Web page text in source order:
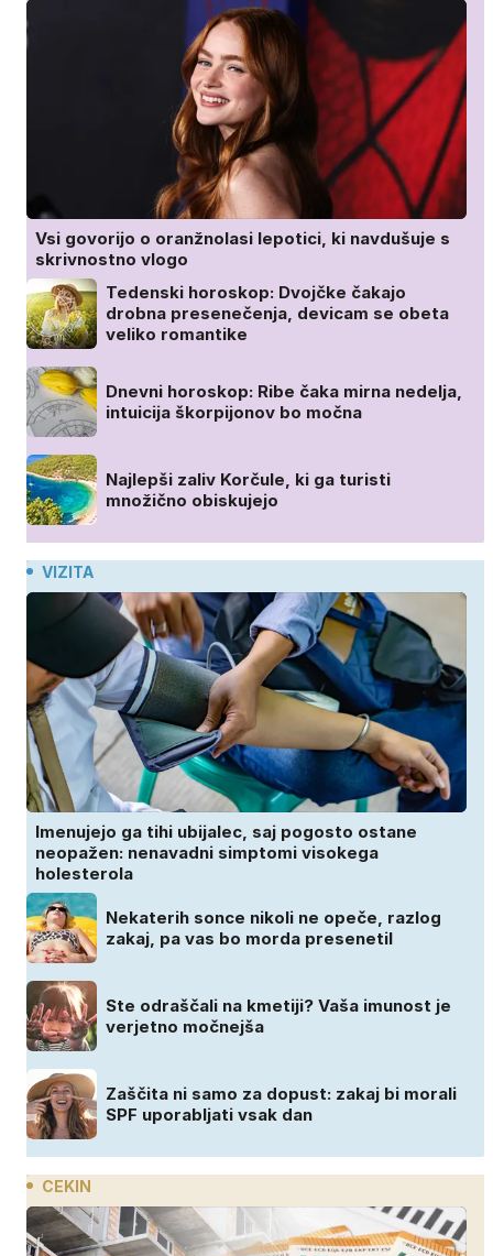
Vsi govorijo o oranžnolasi lepotici, ki navdušuje s
skrivnostno vlogo
Tedenski horoskop: Dvojčke čakajo
drobna presenečenja, devicam se obeta
veliko romantike
Dnevni horoskop: Ribe čaka mirna nedelja,
intuicija škorpijonov bo močna
Najlepši zaliv Korčule, ki ga turisti
množično obiskujejo
VIZITA
Imenujejo ga tihi ubijalec, saj pogosto ostane
neopažen: nenavadni simptomi visokega
holesterola
Nekaterih sonce nikoli ne opeče, razlog
zakaj, pa vas bo morda presenetil
Ste odraščali na kmetiji? Vaša imunost je
verjetno močnejša
Zaščita ni samo za dopust: zakaj bi morali
SPF uporabljati vsak dan
CEKIN